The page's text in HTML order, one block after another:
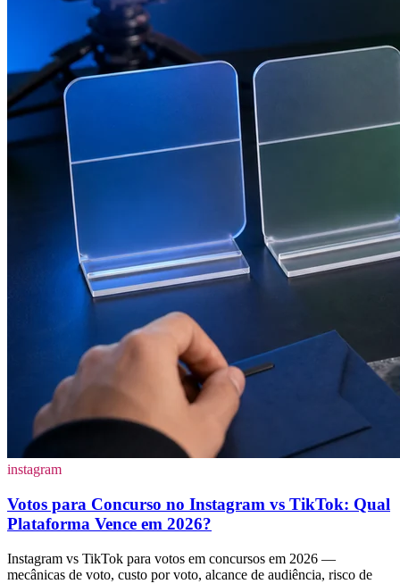
instagram
Votos para Concurso no Instagram vs TikTok: Qual
Plataforma Vence em 2026?
Instagram vs TikTok para votos em concursos em 2026 —
mecânicas de voto, custo por voto, alcance de audiência, risco de